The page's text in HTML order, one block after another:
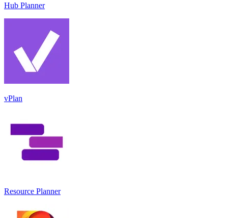
Hub Planner
vPlan
Resource Planner